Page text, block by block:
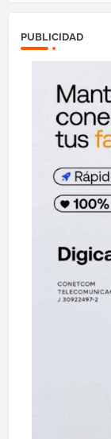
PUBLICIDAD